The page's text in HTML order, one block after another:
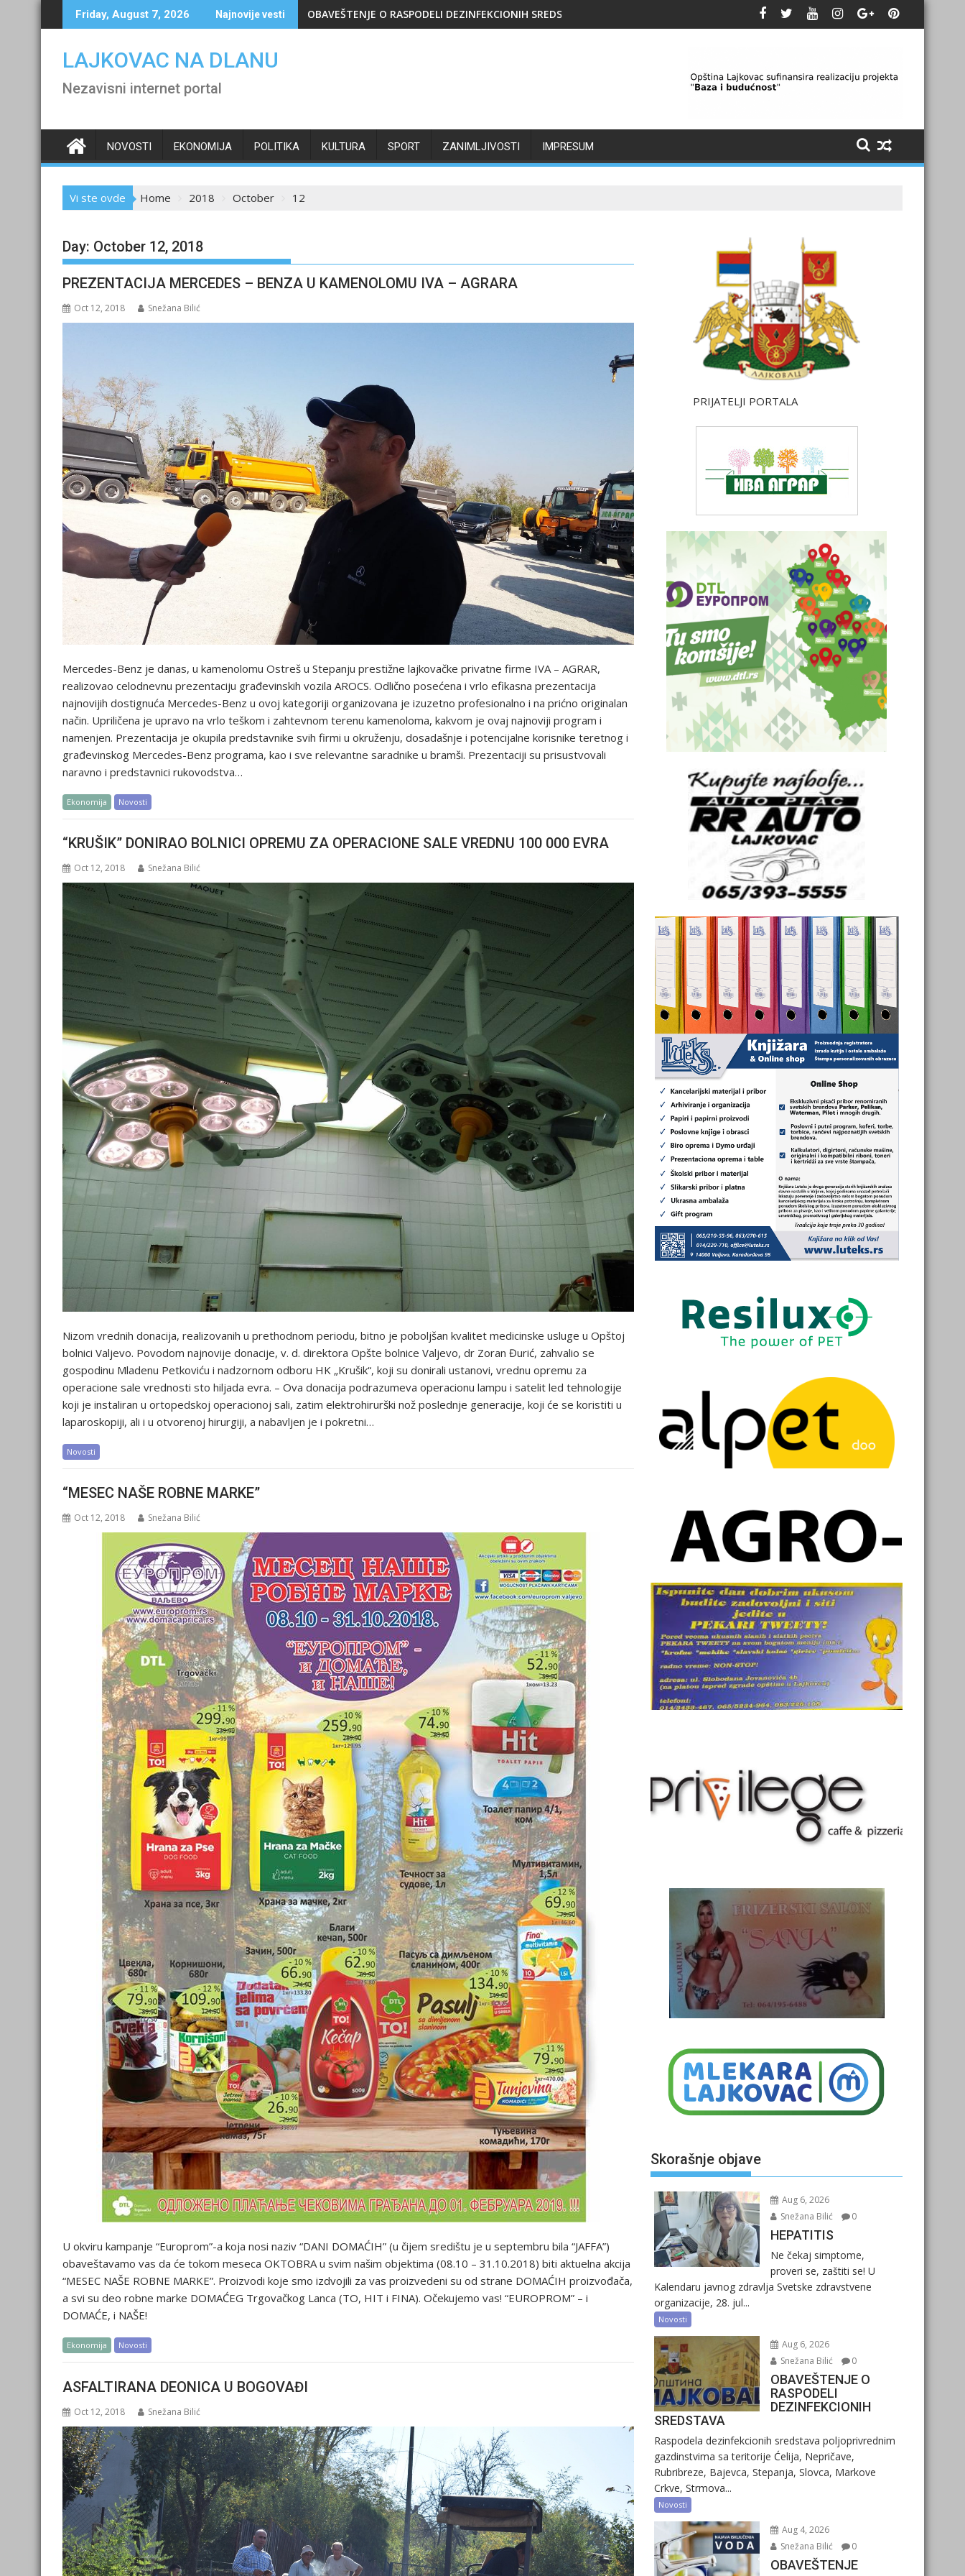
to
Friday, August 7, 2026 Najnovije vesti OBAVEŠTENJE O RASPODELI DEZINFEKCIONIH SREDSTAVA
LAJKOVAC NA DLANU
Nezavisni internet portal
NOVOSTI EKONOMIJA POLITIKA KULTURA SPORT ZANIMLJIVOSTI IMPRESUM
Vi ste ovde Home 2018 October 12
Day: October 12, 2018
PREZENTACIJA MERCEDES – BENZA U KAMENOLOMU IVA – AGRARA
Oct 12, 2018 Snežana Bilić
Mercedes-Benz je danas, u kamenolomu Ostreš u Stepanju prestižne lajkovačke privatne firme IVA – AGRAR,
realizovao celodnevnu prezentaciju građevinskih vozila AROCS. Odlično posećena i vrlo efikasna prezentacija
najnovijih dostignuća Mercedes-Benz u ovoj kategoriji organizovana je izuzetno profesionalno i na prićno originalan
način. Upriličena je upravo na vrlo teškom i zahtevnom terenu kamenoloma, kakvom je ovaj najnoviji program i
namenjen. Prezentacija je okupila predstavnike svih firmi u okruženju, dosadašnje i potencijalne korisnike teretnog i
građevinskog Mercedes-Benz programa, kao i sve relevantne saradnike u bramši. Prezentaciji su prisustvovali
naravno i predstavnici rukovodstva…
Ekonomija Novosti
“KRUŠIK” DONIRAO BOLNICI OPREMU ZA OPERACIONE SALE VREDNU 100 000 EVRA
Oct 12, 2018 Snežana Bilić
Nizom vrednih donacija, realizovanih u prethodnom periodu, bitno je poboljšan kvalitet medicinske usluge u Opštoj
bolnici Valjevo. Povodom najnovije donacije, v. d. direktora Opšte bolnice Valjevo, dr Zoran Đurić, zahvalio se
gospodinu Mladenu Petkoviću i nadzornom odboru HK „Krušik“, koji su donirali ustanovi, vrednu opremu za
operacione sale vrednosti sto hiljada evra. – Ova donacija podrazumeva operacionu lampu i satelit led tehnologije
koji je instaliran u ortopedskoj operacionoj sali, zatim elektrohirurški nož poslednje generacije, koji će se koristiti u
laparoskopiji, ali i u otvorenoj hirurgiji, a nabavljen je i pokretni…
Novosti
“MESEC NAŠE ROBNE MARKE”
Oct 12, 2018 Snežana Bilić
U okviru kampanje “Europrom”-a koja nosi naziv “DANI DOMAĆIH” (u čijem središtu je u septembru bila “JAFFA”)
obaveštavamo vas da će tokom meseca OKTOBRA u svim našim objektima (08.10 – 31.10.2018) biti aktuelna akcija
“MESEC NAŠE ROBNE MARKE”. Proizvodi koje smo izdvojili za vas proizvedeni su od strane DOMAĆIH proizvođača,
a svi su deo robne marke DOMAĆEG Trgovačkog Lanca (TO, HIT i FINA). Očekujemo vas! “EUROPROM” – i
DOMAĆE, i NAŠE!
Ekonomija Novosti
ASFALTIRANA DEONICA U BOGOVAĐI
Oct 12, 2018 Snežana Bilić
PRIJATELJI PORTALA
Skorašnje objave
Aug 6, 2026
Snežana Bilić
0
HEPATITIS
Ne čekaj simptome,
proveri se, zaštiti se! U
Kalendaru javnog zdravlja Svetske zdravstvene
organizacije, 28. jul...
Novosti
Aug 6, 2026
Snežana Bilić
0
OBAVEŠTENJE O
RASPODELI
DEZINFEKCIONIH
SREDSTAVA
Raspodela dezinfekcionih sredstava poljoprivrednim
gazdinstvima sa teritorije Ćelija, Nepričave,
Rubribreze, Bajevca, Stepanja, Slovca, Markove
Crkve, Strmova...
Novosti
Aug 4, 2026
Snežana Bilić
0
OBAVEŠTENJE